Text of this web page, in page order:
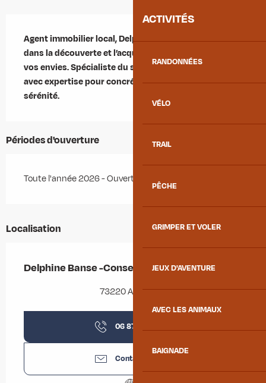
ACTIVITÉS
RANDONNÉES
VÉLO
TRAIL
PÊCHE
GRIMPER ET VOLER
JEUX D'AVENTURE
AVEC LES ANIMAUX
BAIGNADE
Agent immobilier local, Delphine vous accompagne
dans la découverte et l’acquisition de biens adaptés à
vos envies. Spécialiste du secteur, elle vous guide
avec expertise pour concrétiser votre projet en toute
sérénité.
Périodes d'ouverture
Toute l'année 2026 - Ouvert tous les jours
Localisation
Delphine Banse -Conseillère en immobilier
73220 Argentine
06 87 54 57
Contactez-nous